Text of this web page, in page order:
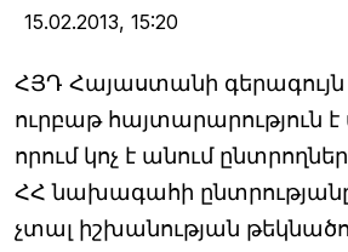
15.02.2013, 15:20
ՀՅԴ Հայաստանի գերագույն
ուրբաթ հայտարարություն
որում կոչ է անում
ՀՀ նախագահի
չտալ իշխանության